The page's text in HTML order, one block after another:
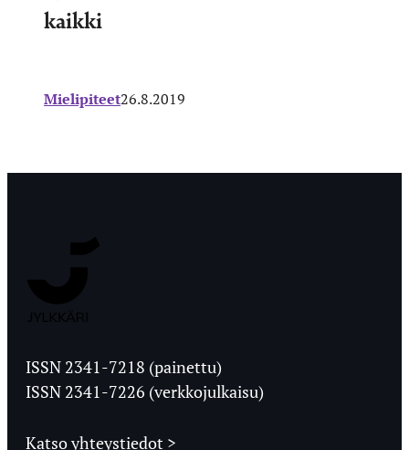
kaikki
Mielipiteet26.8.2019
Ylioppilaslehti
ISSN 2341-7218 (painettu)
ISSN 2341-7226 (verkkojulkaisu)
Katso yhteystiedot >